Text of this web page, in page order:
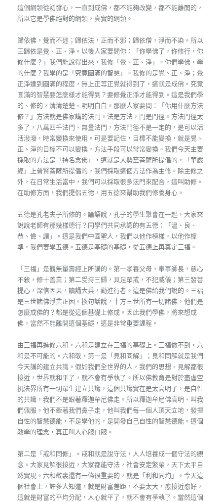
這個綱領從初發心，一直到成佛，都不能夠改變，都不能離開的，
所以它是學佛絕對的綱領，真實的綱領。
歸依佛，覺而不迷；歸依法，正而不邪；歸依僧，淨而不染。所以
三歸依是覺、正、淨。以後人家要問你：「你學佛了，你修行，你
修什麼？」我們能說得出來，我修「覺、正、淨」。你們學佛，學
的什麼？我學的是「究竟圓滿的智慧」。我修的是覺、正、淨；覺
正淨達到圓滿的程度，無上正等正覺就得到了，這就是成佛。究竟
圓滿的智慧要怎麼樣才能得到？要修覺正淨才能得到。這是我們學
的、修的，清清楚楚、明明白白。那麼人家要問：「你用什麼方法
修？」方法就是佛家講的法門。法是方法，門是門徑。方法門徑太
多了，八萬四千法門、無量法門，方法門徑不是一定的，是可以活
活潑潑，時常變換來使用。可是要記住，目標不能變換，就是覺、
正、淨的目標不可以變換，方法手段可以常常變換。我們今天主要
採取的方法是「持名念佛」，這就是大勢至菩薩所提倡的，「華嚴
經」上普賢菩薩所提倡的，我們採取這個方法作為主修。除主修之
外，在日常生活當中，我們可以採取很多法門來配合，這叫助修。
在助修方面，我們提倡五德，用五德來幫助我們修養身心。
五德是孔老夫子所修的。論語說，孔子的學生聚會在一起，大家來
說說老師有那幾樣德行？同學們共同承認的有五德：「溫、良、
恭、儉、讓」。這是我們中國聖人，我們以他作榜樣，以他作標
準，我們要學五德。五德是基礎的基礎，從五德上再奠定三福。
「三福」是觀無量壽經上所講的。第一孝養父母，奉事師長，慈心
不殺，修十善業；第二受持三歸，具足眾戒，不犯威儀；第三發菩
提心，深信因果，讀誦大乘，勸進行者。這是佛給我們說的。三福
是三世諸佛淨業正因。換句話說，十方三世所有一切諸佛，他們是
怎麼成佛的？都是從這個基礎上修成。因此我們學佛，將來想成
佛，當然不能離開這個基礎，這是非常重要課程。
由三福再進修六和，六和是建立在三福的基礎上。三福做不到，六
和是不可能的。六和敬，第一是「見和同解」；見和同解就是我們
今天講的建立共識。假如我們全世界的人，我們的思想、見解都很
接近，世界就和平了，就不會有爭執了。所以佛教育是對於盡虛空
扤法界所有一切眾生建立共識，這個共識實在是太高明了，是自性
的共識，我們不是跟著釋迦牟尼佛走。所以釋迦牟尼佛高明、叫我
們佩服。他不牽著我們鼻子走，他叫我們每一個人頂天立地，發揮
自性的智慧德能，不是學他的，是開發自己自性的智慧德能。這個
教學的理念，真正叫人心服口服。
第二是「戒和同修」。戒和就是說守法，人人培養成一個守法的觀
念。大家見解很接近，大家都能守法，社會安定繁榮，天下太平自
然實現。六和敬裏還有一條很重要的，就是「利和同均」。今天這
個社會上，許多人知道，就是財富差距，不要太大，愈接近愈好，
這就是財富的平均分配，人心就平了，就不會有爭執了。當然這個